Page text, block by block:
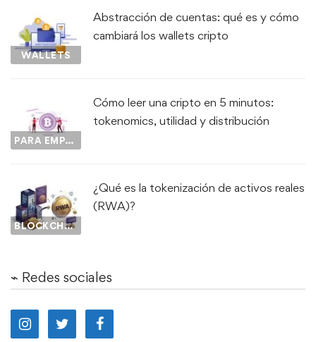
WALLETS
Abstracción de cuentas: qué es y cómo
cambiará los wallets cripto
PARA EMPEZAR...
Cómo leer una cripto en 5 minutos:
tokenomics, utilidad y distribución
BLOCKCHAIN
¿Qué es la tokenización de activos reales
(RWA)?
⌁ Redes sociales